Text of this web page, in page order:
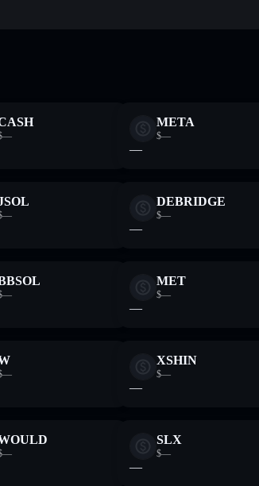
META
$—
—
DEBRIDGE
$—
—
MET
$—
—
XSHIN
$—
—
SLX
$—
—